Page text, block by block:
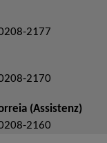
2177
2170
(Assistenz)
2160